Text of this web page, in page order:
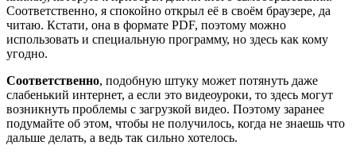
Соответственно, я спокойно открыл её в своём браузере, да
читаю. Кстати, она в формате PDF, поэтому можно
использовать и специальную программу, но здесь как кому
угодно.
Соответственно, подобную штуку может потянуть даже
слабенький интернет, а если это видеоуроки, то здесь могут
возникнуть проблемы с загрузкой видео. Поэтому заранее
подумайте об этом, чтобы не получилось, когда не знаешь что
дальше делать, а ведь так сильно хотелось.